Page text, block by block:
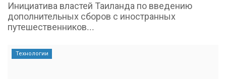
Инициатива властей Таиланда по введению
дополнительных сборов с иностранных
путешественников...
Технологии